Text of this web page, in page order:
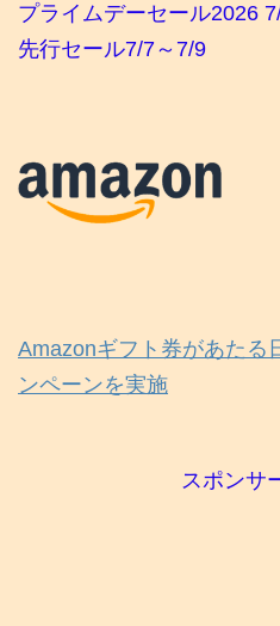
プライムデーセール2026
先行セール7/7～7/9
Amazonギフト券があたる
ンペーンを実施
スポンサ